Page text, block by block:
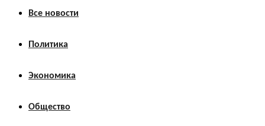
Все новости
Политика
Экономика
Общество